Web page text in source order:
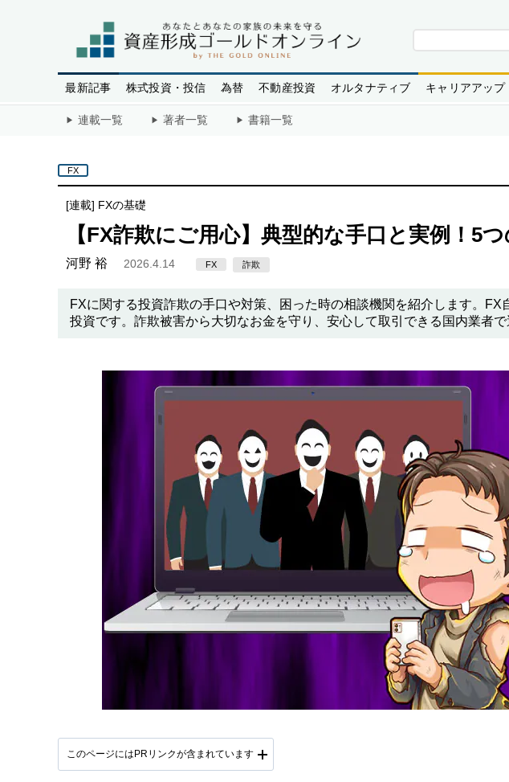
最新記事 株式投資・投信 為替 不動産投資 オルタナティブ キャリアアップ
連載一覧 著者一覧 書籍一覧
FX
[連載] FXの基礎
【FX詐欺にご用心】典型的な手口と実例！5
河野 裕 2026.4.14 FX 詐欺
FXに関する投資詐欺の手口や対策、困った時の相談機関を紹介します。FX
投資です。詐欺被害から大切なお金を守り、安心して取引できる国内業者で
このページにはPRリンクが含まれています